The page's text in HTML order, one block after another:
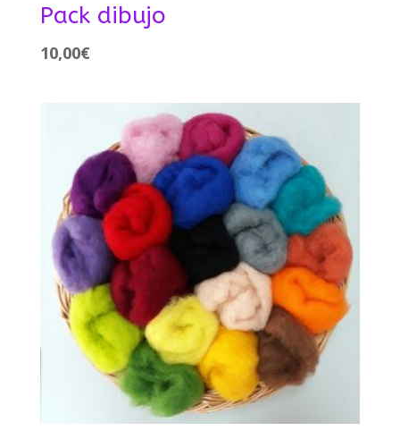
Pack dibujo
10,00€